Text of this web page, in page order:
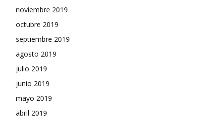
noviembre 2019
octubre 2019
septiembre 2019
agosto 2019
julio 2019
junio 2019
mayo 2019
abril 2019